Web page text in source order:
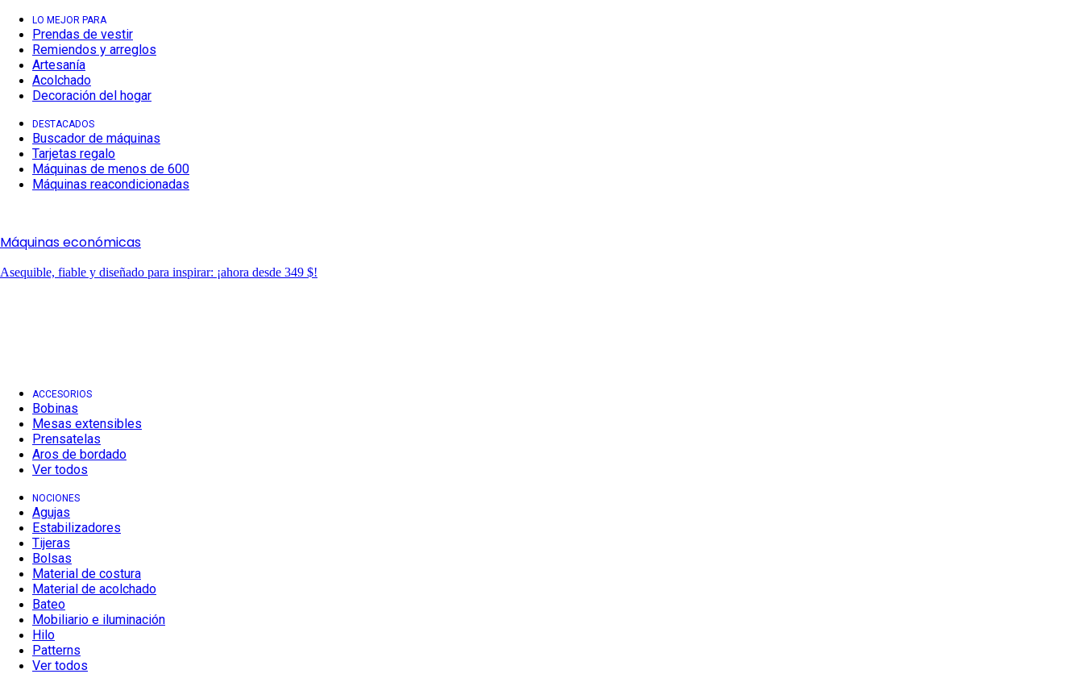
LO MEJOR PARA
Prendas de vestir
Remiendos y arreglos
Artesanía
Acolchado
Decoración del hogar
DESTACADOS
Buscador de máquinas
Tarjetas regalo
Máquinas de menos de 600
Máquinas reacondicionadas
Máquinas económicas
Asequible, fiable y diseñado para inspirar: ¡ahora desde 349 $!
ACCESORIOS
Bobinas
Mesas extensibles
Prensatelas
Aros de bordado
Ver todos
NOCIONES
Agujas
Estabilizadores
Tijeras
Bolsas
Material de costura
Material de acolchado
Bateo
Mobiliario e iluminación
Hilo
Patterns
Ver todos